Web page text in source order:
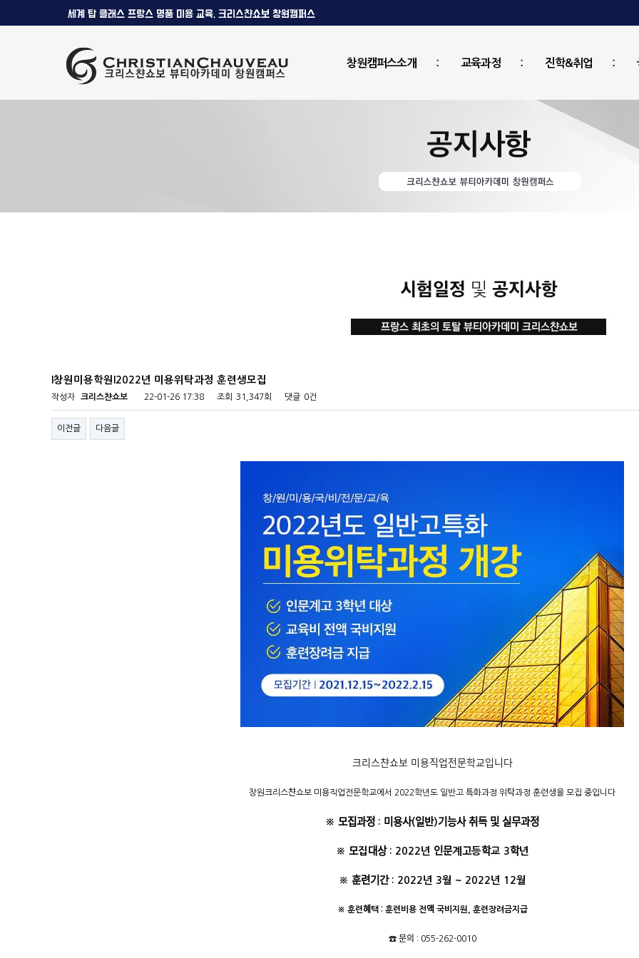
창원캠퍼스소개 교육과정 진학&취업
l창원미용학원l2022년 미용위탁과정 훈련생모집
작성자 크리스챤쇼보 22-01-26 17:38 조회 31,347회 댓글 0건
이전글 다음글
크리스챤쇼보 미용직업전문학교입니다
창원크리스챤쇼보 미용직업전문학교에서 2022학년도 일반고 특화과정 위탁과정 훈련생을 모집 중입니다
※ 모집과정 : 미용사(일반)기능사 취득 및 실무과정
※ 모집대상 : 2022년 인문계고등학교 3학년
※ 훈련기간 : 2022년 3월 ~ 2022년 12월
※ 훈련혜택 : 훈련비용 전액 국비지원, 훈련장려금지급
☎️ 문의 : 055-262-0010